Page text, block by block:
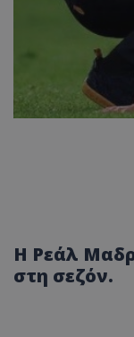
Η Ρεάλ
στη σεζόν.